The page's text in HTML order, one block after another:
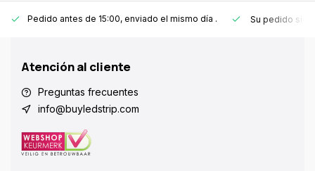
Pedido antes de 15:00, enviado el mismo día . Su pedido
Atención al cliente
Preguntas frecuentes
info@buyledstrip.com